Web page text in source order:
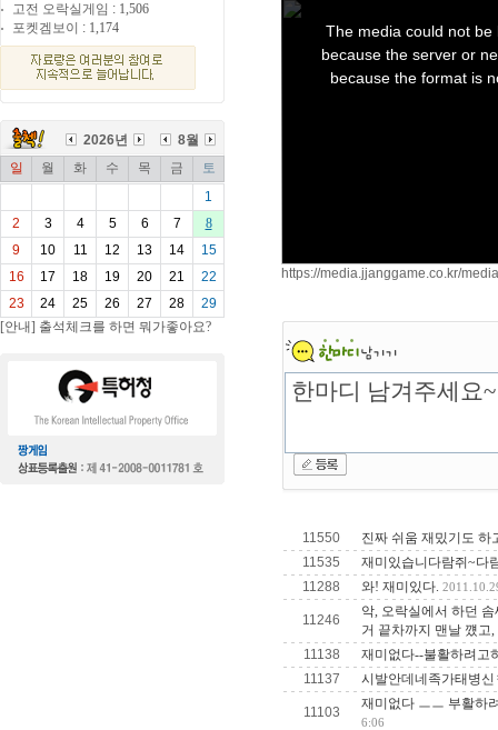
고전 오락실게임 : 1,506
포켓겜보이 : 1,174
2026년
8월
일
월 화 수 목 금
토
1
2
3 4 5 6 7
8
9
10 11 12 13 14
15
16
17 18 19 20 21
22
23
24 25 26 27 28
29
[안내] 출석체크를 하면 뭐가좋아요?
This
The media could not be
because the server or
because the format is
https://media.jjanggame.co.kr/
11550
진짜 쉬움 재밌기도 하
11535
재미있습니다람쥐~다
11288
와! 재미있다.
11246
악, 오락실에서 하던
거 끝차까지 맨날 꺴고
11138
재미없다--불활하려고
11137
시발안데네족가태병신
11103
재미없다 ㅡㅡ 부활하
6:06